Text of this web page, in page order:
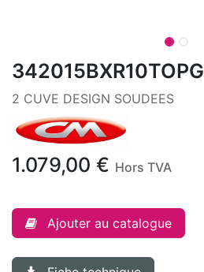
342015BXR10TOPG
2 CUVE DESIGN SOUDEES
1.079,00 € Hors TVA
Ajouter au catalogue